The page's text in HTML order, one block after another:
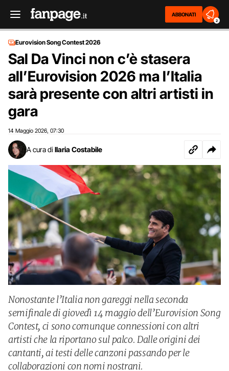
ABBONATI
2
Eurovision Song Contest 2026
Sal Da Vinci non c’è stasera
all’Eurovision 2026 ma l’Italia
sarà presente con altri artisti in
gara
14 Maggio 2026 07:30
A cura di Ilaria Costabile
Nonostante l’Italia non gareggi nella seconda
semifinale di giovedì 14 maggio dell’Eurovision Song
Contest, ci sono comunque connessioni con altri
artisti che la riportano sul palco. Dalle origini dei
cantanti, ai testi delle canzoni passando per le
collaborazioni con nomi nostrani.